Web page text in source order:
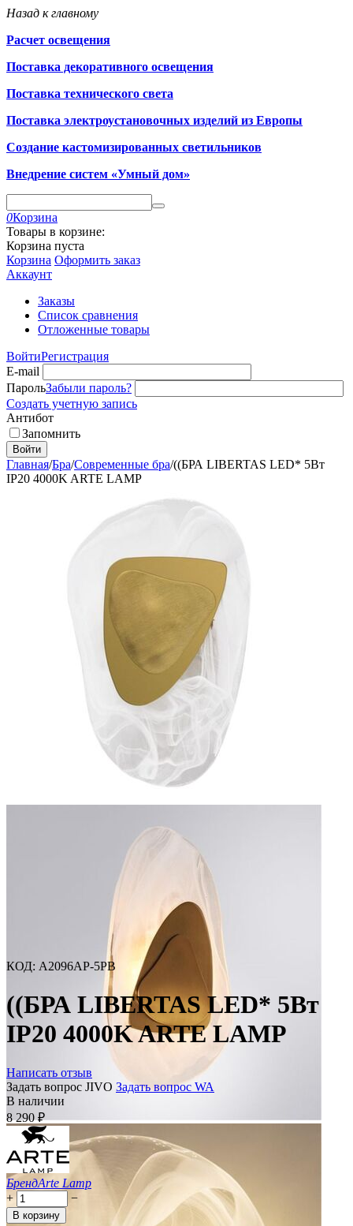
Назад к главному
Расчет освещения
Поставка декоративного освещения
Поставка технического света
Поставка электроустановочных изделий из Европы
Создание кастомизированных светильников
Внедрение систем «Умный дом»
0Корзина
Товары в корзине:
Корзина пуста
Корзина Оформить заказ
Аккаунт
Заказы
Список сравнения
Отложенные товары
ВойтиРегистрация
E-mail
ПарольЗабыли пароль?
Создать учетную запись
Антибот
Запомнить
Войти
Главная/Бра/Современные бра/((БРА LIBERTAS LED* 5Вт
IP20 4000K ARTE LAMP
КОД: A2096AP-5PB
((БРА LIBERTAS LED* 5Вт
IP20 4000K ARTE LAMP
Написать отзыв
Задать вопрос JIVO Задать вопрос WA
В наличии
8 290 ₽
БрендArte Lamp
+
−
В корзину